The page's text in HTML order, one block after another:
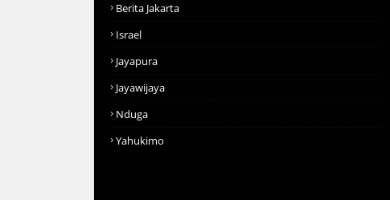
Berita Jakarta
Israel
Jayapura
Jayawijaya
Nduga
Yahukimo